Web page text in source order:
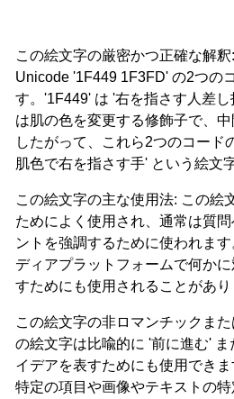
この絵文字の厳密かつ正確な解釈
Unicode '1F449 1F3FD' の2つの
す。'1F449' は '右を指さす人差
は肌の色を変更する修飾子で、中
したがって、これら2つのコード
肌色で右を指さす手' という絵文
この絵文字の主な使用法: この絵
ためによく使用され、通常は質
ントを強調するために使われま
ディアプラットフォームで何か
すためにも使用されることがあり
この絵文字の非ロマンチックま
の絵文字は比喩的に '前に進む'
イデアを表すためにも使用でき
特定の項目や画像やテキストの